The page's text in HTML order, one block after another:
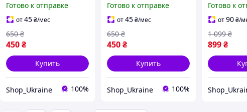
каски FAST, MICH,
PASGT Wendy,
Готово к отправке
от45₴/мес
450₴
650 ₴
Купить
Shop_Ukraine 100%
MICH, PASGT Wendy,
Готово к отправке
от45₴/мес
450₴
650 ₴
Купить
Shop_Ukraine 100%
MICH,
подушки
Готово к
от90₴/
899₴
1 099 ₴